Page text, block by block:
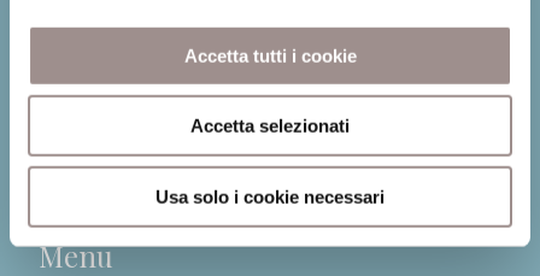
Accetta tutti i cookie
Accetta selezionati
Usa solo i cookie necessari
Fondazione Collegio San Carlo
41121 Modena (MO)
P.I. 00641060363
Menu